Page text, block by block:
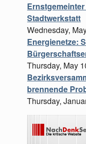
Stadtwerkstatt
Wednesday,
Energienetze:
Thursday, May
brennende
Thursday,